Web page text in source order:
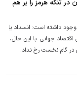
ایران در تنگه هرمز را بر هم
داشته است: انسداد یا
۲۰۰ دلاری و فلج شدن اقتصاد جهانی. با این حال،
در گام نخست رخ نداد.